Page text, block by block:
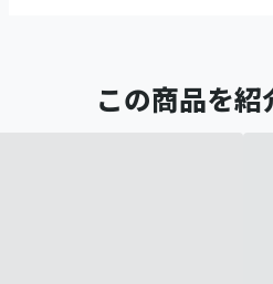
この商品を紹